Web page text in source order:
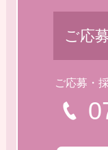
ご応
ご応募・